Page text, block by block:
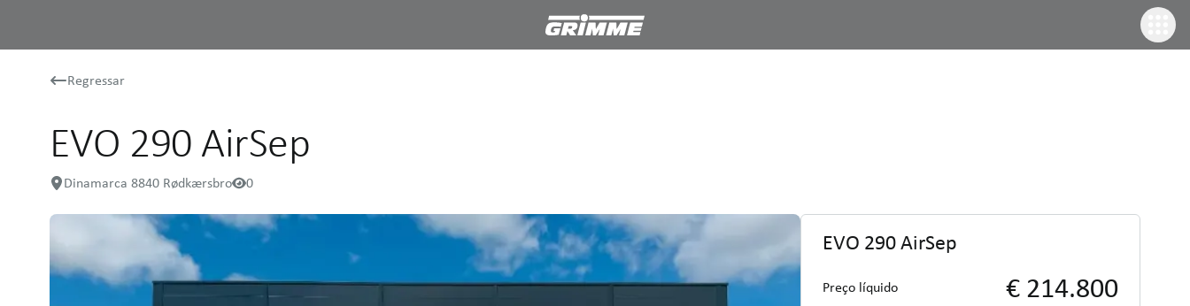
Regressar
EVO 290 AirSep
Dinamarca 8840 Rødkærsbro 0
EVO 290 AirSep
Preço líquido € 214.800